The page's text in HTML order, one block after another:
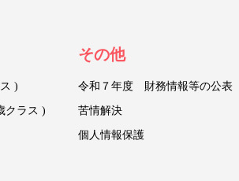
)
クラス )
その他
令和７年度 財務情報等の公表
苦情解決
個人情報保護